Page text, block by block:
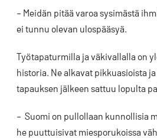
– Meidän pitää varoa sysimästä
ei tunnu olevan ulospääsyä.
Työtapaturmilla ja väkivallalla on
historia. Ne alkavat pikkuasioista
tapauksen jälkeen sattuu lopulta
– Suomi on pullollaan kunnollisia
he puuttuisivat miesporukoissa